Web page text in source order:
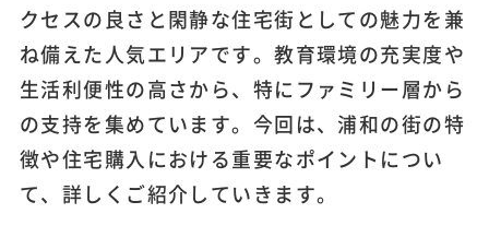
クセスの良さと閑静な住宅街としての魅力を兼
ね備えた人気エリアです。教育環境の充実度や
生活利便性の高さから、特にファミリー層から
の支持を集めています。今回は、浦和の街の特
徴や住宅購入における重要なポイントについ
て、詳しくご紹介していきます。